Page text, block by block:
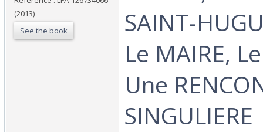
(2013)
See the book
SAINT-
Le MAIRE,
Une
SINGULIERE‎